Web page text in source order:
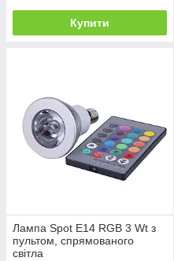
Купити
Лампа Spot E14 RGB 3 Wt з
пультом, спрямованого
світла